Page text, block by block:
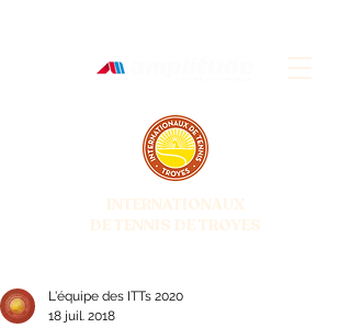
INTERNATIONAUX
DE TENNIS DE TROYES
L'équipe des ITTs 2020
18 juil. 2018